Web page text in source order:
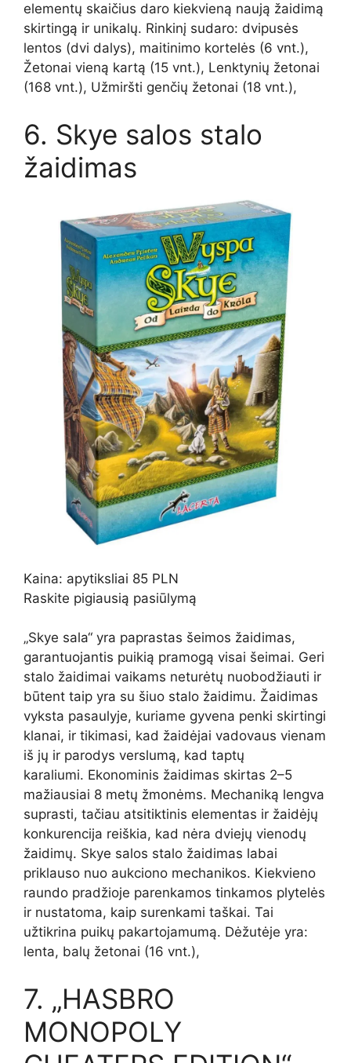
elementų skaičius daro kiekvieną naują žaidimą
skirtingą ir unikalų. Rinkinį sudaro: dvipusės
lentos (dvi dalys), maitinimo kortelės (6 vnt.),
Žetonai vieną kartą (15 vnt.), Lenktynių žetonai
(168 vnt.), Užmiršti genčių žetonai (18 vnt.),
6. Skye salos stalo
žaidimas
Kaina: apytiksliai 85 PLN
Raskite pigiausią pasiūlymą
„Skye sala“ yra paprastas šeimos žaidimas,
garantuojantis puikią pramogą visai šeimai. Geri
stalo žaidimai vaikams neturėtų nuobodžiauti ir
būtent taip yra su šiuo stalo žaidimu. Žaidimas
vyksta pasaulyje, kuriame gyvena penki skirtingi
klanai, ir tikimasi, kad žaidėjai vadovaus vienam
iš jų ir parodys verslumą, kad taptų
karaliumi. Ekonominis žaidimas skirtas 2–5
mažiausiai 8 metų žmonėms. Mechaniką lengva
suprasti, tačiau atsitiktinis elementas ir žaidėjų
konkurencija reiškia, kad nėra dviejų vienodų
žaidimų. Skye salos stalo žaidimas labai
priklauso nuo aukciono mechanikos. Kiekvieno
raundo pradžioje parenkamos tinkamos plytelės
ir nustatoma, kaip surenkami taškai. Tai
užtikrina puikų pakartojamumą. Dėžutėje yra:
lenta, balų žetonai (16 vnt.),
7. „HASBRO
MONOPOLY